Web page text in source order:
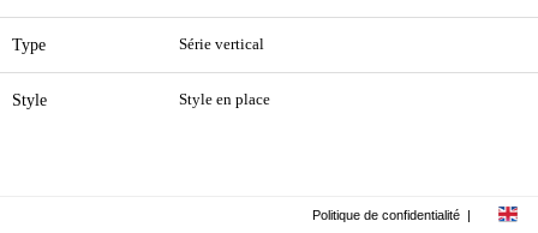
Type Série vertical
Style Style en place
Politique de confidentialité |